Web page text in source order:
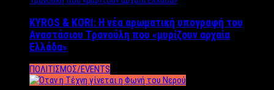
KYROS & KORI: Η νέα αρωματική υπογραφή του
Αναστάσιου Τρανούλη που «μυρίζουν αρχαία
Ελλάδα»
ΠΟΛΙΤΙΣΜΟΣ/EVENTS